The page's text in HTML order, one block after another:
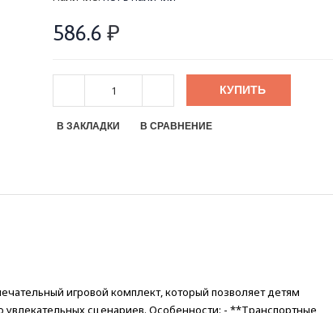
586.6 ₽
КУПИТЬ
В ЗАКЛАДКИ В СРАВНЕНИЕ
игровой комплект, который позволяет детям
увлекательных сценариев. Особенности: - **Транспортные